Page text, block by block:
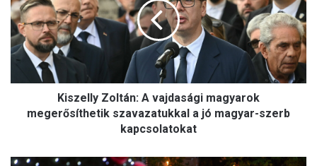
z
e
l
l
Z
n
Kiszelly Zoltán: A vajdasági magyarok
megerősíthetik szavazatukkal a jó magyar-szerb
kapcsolatokat